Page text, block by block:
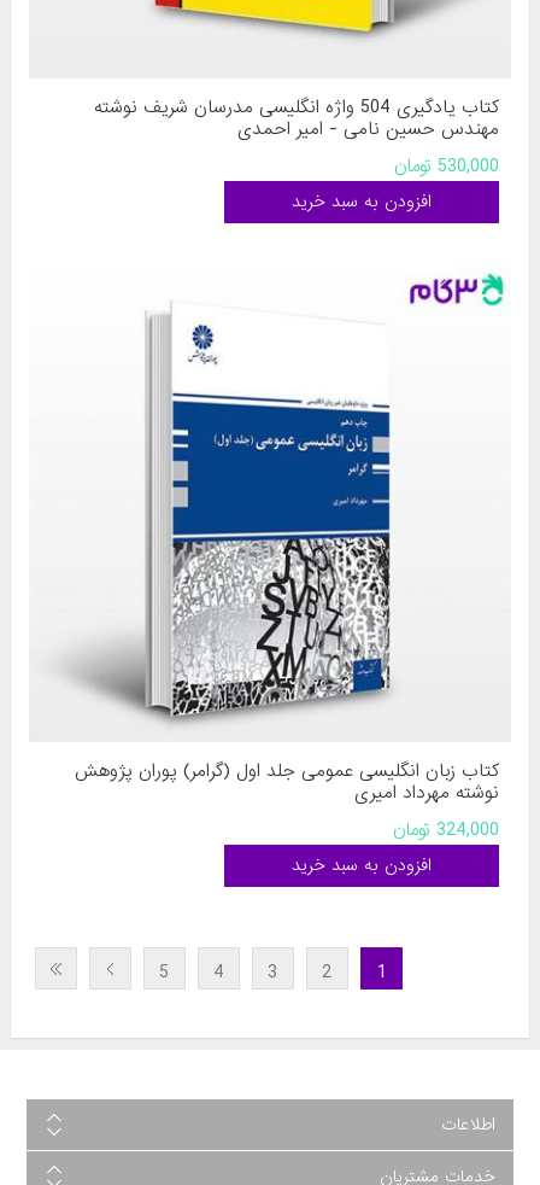
کتاب یادگیری 504 واژه انگلیسی مدرسان شریف نوشته
مهندس حسین نامی - امیر احمدی
530,000 تومان
کتاب زبان انگلیسی عمومی جلد اول (گرامر) پوران پژوهش
نوشته مهرداد امیری
324,000 تومان
1
2
3
4
5
اطلاعات
خدمات مشتریان